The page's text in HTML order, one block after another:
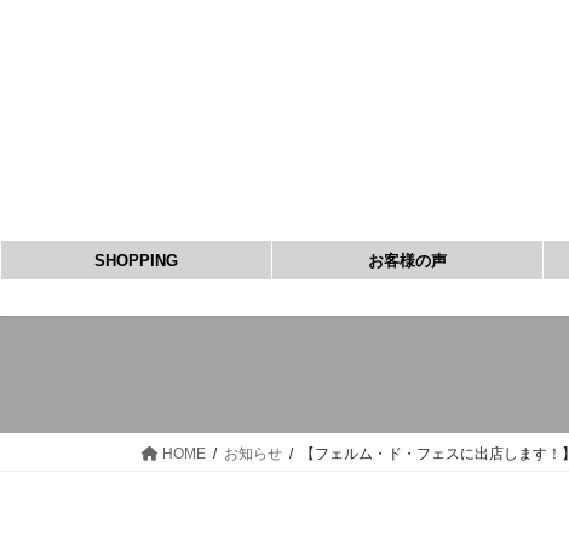
ッ
移
SHOPPING お客様の声
HOME お知らせ 【フェルム・ド・フェスに出店します！】